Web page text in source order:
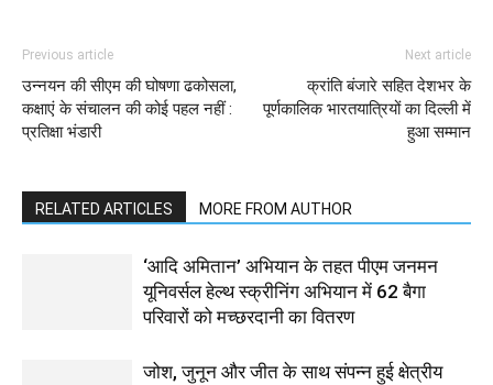
Previous article
उन्नयन की सीएम की घोषणा ढकोसला,
कक्षाएं के संचालन की कोई पहल नहीं :
प्रतिक्षा भंडारी
Next article
क्रांति बंजारे सहित देशभर के
पूर्णकालिक भारतयात्रियों का दिल्ली में
हुआ सम्मान
RELATED ARTICLES MORE FROM AUTHOR
‘आदि अमितान’ अभियान के तहत पीएम जनमन
यूनिवर्सल हेल्थ स्क्रीनिंग अभियान में 62 बैगा
परिवारों को मच्छरदानी का वितरण
जोश, जुनून और जीत के साथ संपन्न हुई क्षेत्रीय